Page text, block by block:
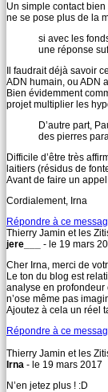
Un simple contact
ne se pose plus de la
si avec les
une réponse
Il faudrait déjà savoir
ADN humain, ou ADN
Bien évidemment
projet multiplier les
D’autre part,
des pierres
Difficile d’être très
laitiers (résidus de
Avant de faire un
Cordialement, Irna
Répondre à ce
Thierry Jamin et les
jere___
- le 19 mars
Cher Irna, merci de
Le ton du blog est
analyse en profondeur
n’ose même pas
Ajoutez à cela un réel
Répondre à ce
Thierry Jamin et les
Irna - le 19 mars 2017
N’en jetez plus ! :D